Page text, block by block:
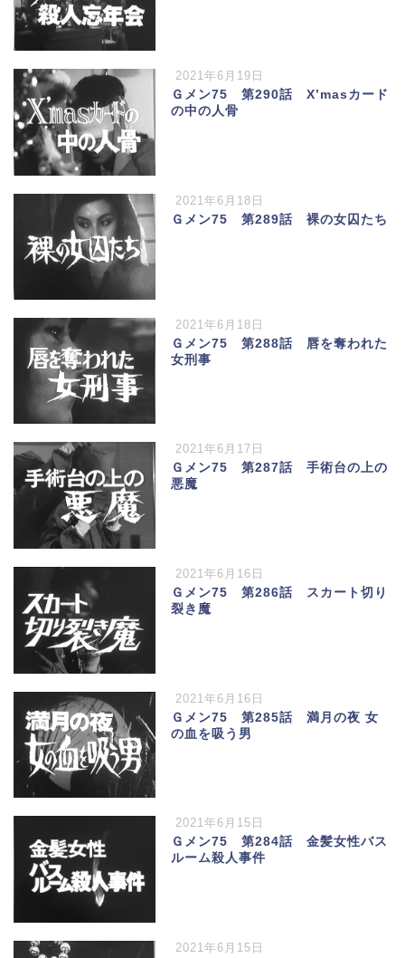
2021年6月19日
Ｇメン75 第290話 X’masカード
の中の人骨
2021年6月18日
Ｇメン75 第289話 裸の女囚たち
2021年6月18日
Ｇメン75 第288話 唇を奪われた
女刑事
2021年6月17日
Ｇメン75 第287話 手術台の上の
悪魔
2021年6月16日
Ｇメン75 第286話 スカート切り
裂き魔
2021年6月16日
Ｇメン75 第285話 満月の夜 女
の血を吸う男
2021年6月15日
Ｇメン75 第284話 金髪女性バス
ルーム殺人事件
2021年6月15日